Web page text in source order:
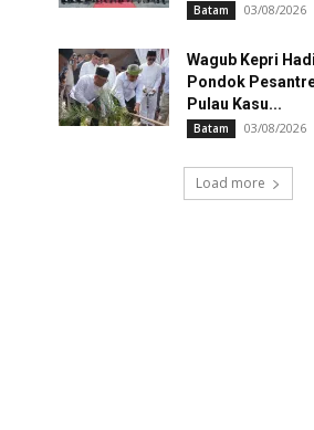
Batam 03/08/2026
Wagub Kepri
Pondok
Pulau Kasu...
Batam 03/08/2026
Load more